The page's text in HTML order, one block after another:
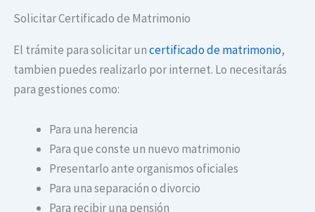
Solicitar Certificado de Matrimonio
El trámite para solicitar uncertificado de matrimonio,
tambien puedes realizarlo por internet. Lo necesitarás
para gestiones como:
Para una herencia
Para que conste un nuevo matrimonio
Presentarlo ante organismos oficiales
Para una separación o divorcio
Para recibir una pensión